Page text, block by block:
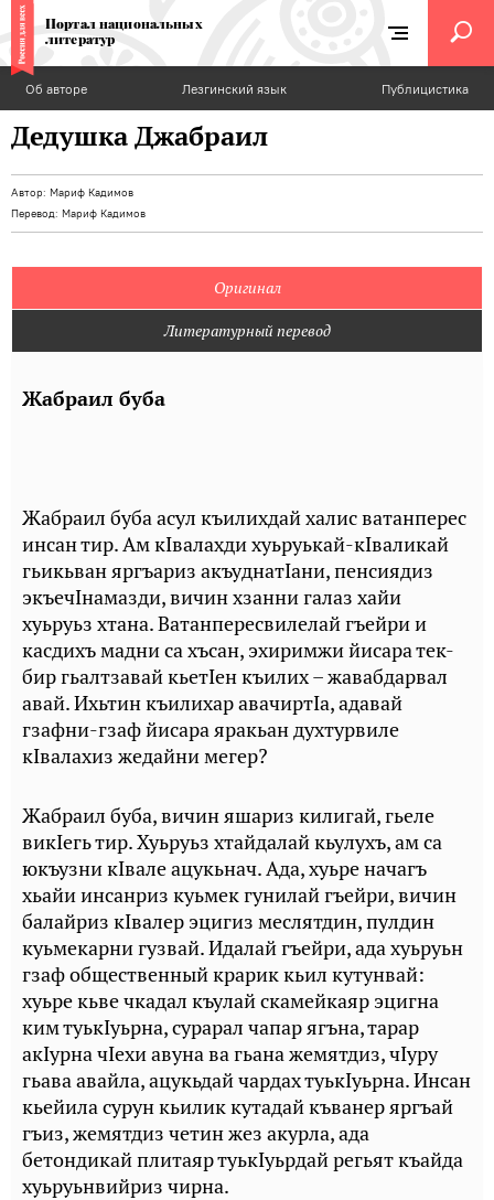
Портал национальных
литератур
Об авторе Лезгинский язык Публицистика
Дедушка Джабраил
Автор: Мариф Кадимов
Перевод: Мариф Кадимов
Оригинал
Литературный перевод
Жабраил буба
Жабраил буба асул къилихдай халис ватанперес
инсан тир. Ам кIвалахди хуьруькай-кIваликай
гьикьван яргъариз акъуднатIани, пенсиядиз
экъечIнамазди, вичин хзанни галаз хайи
хуьруьз хтана. Ватанпересвилелай гъейри и
касдихъ мадни са хъсан, эхиримжи йисара тек-
бир гьалтзавай кьетIен къилих – жавабдарвал
авай. Ихьтин къилихар авачиртIа, адавай
гзафни-гзаф йисара яракьан духтурвиле
кIвалахиз жедайни мегер?
Жабраил буба, вичин яшариз килигай, гьеле
викIегь тир. Хуьруьз хтайдалай кьулухъ, ам са
юкъузни кIвале ацукьнач. Ада, хуьре начагъ
хьайи инсанриз куьмек гунилай гъейри, вичин
балайриз кIвалер эцигиз меслятдин, пулдин
куьмекарни гузвай. Идалай гъейри, ада хуьруьн
гзаф общественный крарик кьил кутунвай:
хуьре кьве чкадал къулай скамейкаяр эцигна
ким туькIуьрна, сурарал чапар ягъна, тарар
акIурна чIехи авуна ва гьана жемятдиз, чIуру
гьава авайла, ацукьдай чардах туькIуьрна. Инсан
кьейила сурун кьилик кутадай къванер яргъай
гъиз, жемятдиз четин жез акурла, ада
бетондикай плитаяр туькIуьрдай регьят къайда
хуьруьнвийриз чирна.